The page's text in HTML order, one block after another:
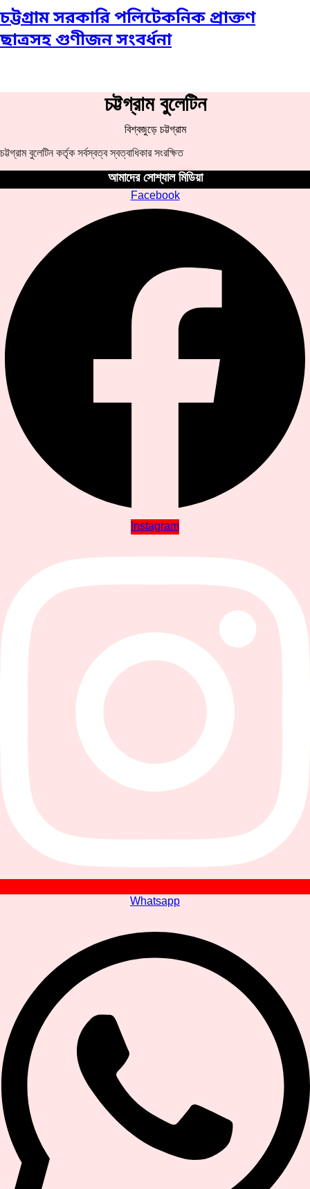
চট্টগ্রাম সরকারি পলিটেকনিক প্রাক্তণ
ছাত্রসহ গুণীজন সংবর্ধনা
চট্টগ্রাম বুলেটিন
বিশ্বজুড়ে চট্টগ্রাম
চট্টগ্রাম বুলেটিন কর্তৃক সর্বস্বত্ব স্বত্বাধিকার সংরক্ষিত
আমাদের সোশ্যাল মিডিয়া
Facebook
Instagram
Whatsapp